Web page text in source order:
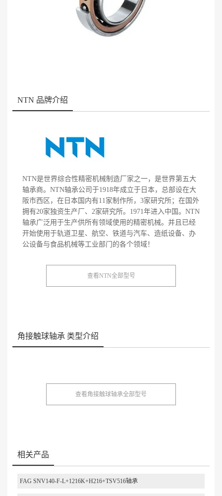
NTN 品牌介绍
NTN是世界综合性精密机械制造厂家之一，是世界第五大
轴承商。NTN轴承公司于1918年成立于日本，总部设在大
阪市西区，在日本国内有11家制作所，3家研究所；在国外
拥有20家独资生产厂、2家研究所。1971年进入中国。NTN
轴承广泛用于生产供所有领域使用的精密机械。并且已经
开始使用于轨道卫星、航空、铁道与汽车、造纸设备、办
公设备与食品机械等工业部门的各个领域！
查看NTN全部型号
角接触球轴承 类型介绍
查看角接触球轴承全部型号
相关产品
FAG SNV140-F-L+1216K+H216+TSV516轴承